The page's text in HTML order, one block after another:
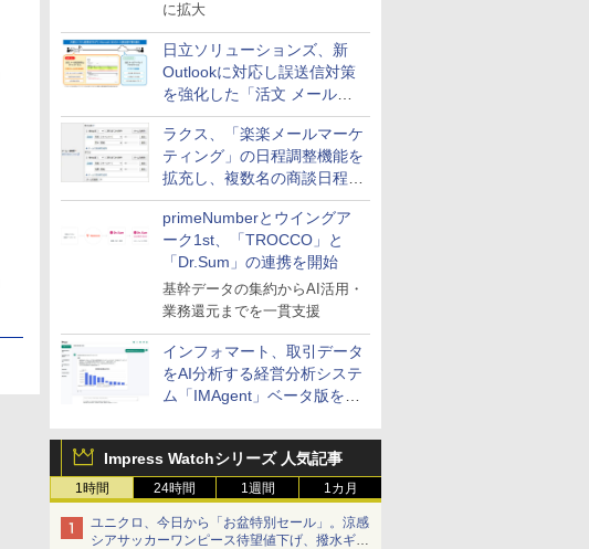
に拡大
日立ソリューションズ、新
Outlookに対応し誤送信対策
を強化した「活文 メール誤
送信防止アドインサービス」
を提供
ラクス、「楽楽メールマーケ
ティング」の日程調整機能を
拡充し、複数名の商談日程調
整を効率化
primeNumberとウイングア
ーク1st、「TROCCO」と
「Dr.Sum」の連携を開始
基幹データの集約からAI活用・
業務還元までを一貫支援
インフォマート、取引データ
をAI分析する経営分析システ
ム「IMAgent」ベータ版を提
Impress Watchシリーズ 人気記事
1時間 24時間 1週間 1カ月
ユニクロ、今日から「お盆特別セール」。涼感
シアサッカーワンピース待望値下げ、撥水ギア